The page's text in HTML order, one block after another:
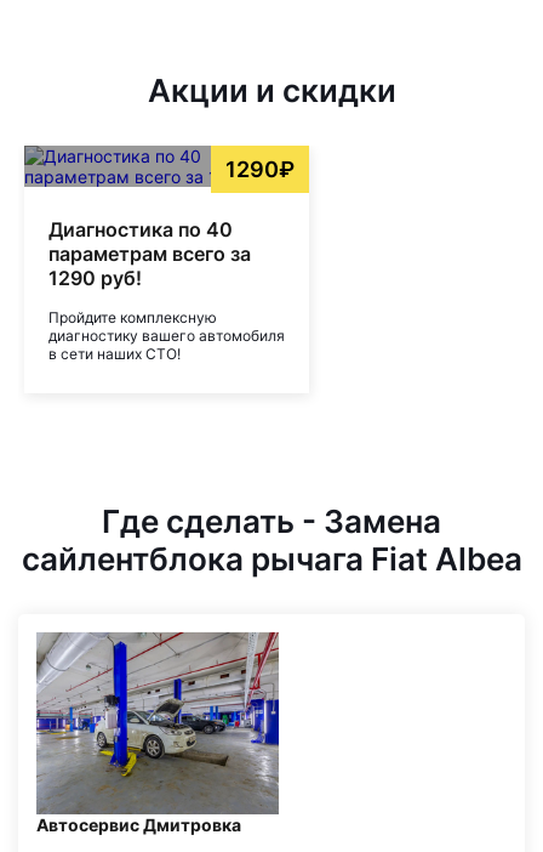
Акции и скидки
1290₽
Диагностика по 40
параметрам всего за
1290 руб!
Пройдите комплексную
диагностику вашего автомобиля
в сети наших СТО!
Где сделать - Замена
сайлентблока рычага Fiat Albea
Автосервис Дмитровка